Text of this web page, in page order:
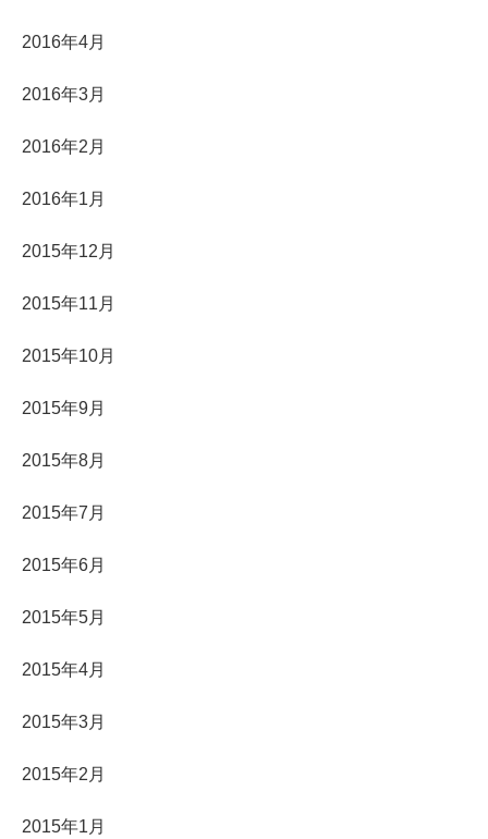
2016年4月
2016年3月
2016年2月
2016年1月
2015年12月
2015年11月
2015年10月
2015年9月
2015年8月
2015年7月
2015年6月
2015年5月
2015年4月
2015年3月
2015年2月
2015年1月